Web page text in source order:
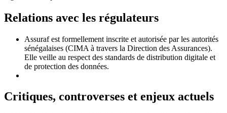
Relations avec les régulateurs
Assuraf est formellement inscrite et autorisée par les autorités
sénégalaises (CIMA à travers la Direction des Assurances).
Elle veille au respect des standards de distribution digitale et
de protection des données.
Critiques, controverses et enjeux actuels